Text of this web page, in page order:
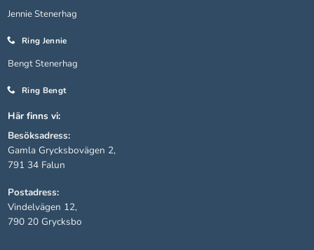
Jennie Stenerhag
Ring Jennie
Bengt Stenerhag
Ring Bengt
Här finns vi:
Besöksadress:
Gamla Grycksbovägen 2,
791 34 Falun
Postadress:
Vindelvägen 12,
790 20 Grycksbo
hemsidan
taget ska
fungera.
Statistik
kunna
förbättra
hemsidans
och
uppbyggnad,
baserat på